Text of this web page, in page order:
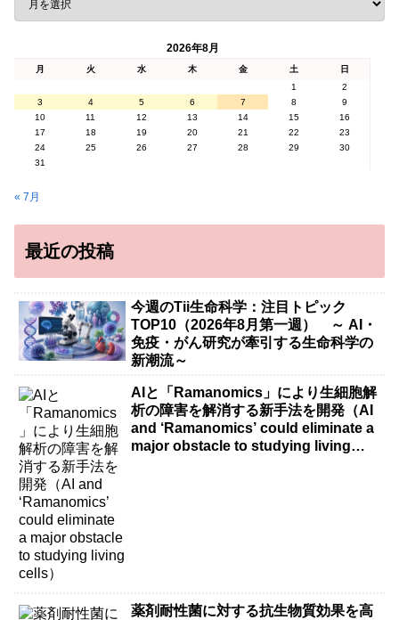
2026年8月
月 火 水 木 金 土
日
1
2
3
4 5 6 7 8
9
10
11 12 13 14 15
16
17
18 19 20 21 22
23
24
25 26 27 28 29
30
31
« 7月
最近の投稿
今週のTii生命科学：注目トピック
TOP10（2026年8月第一週） ～ AI・
免疫・がん研究が牽引する生命科学の
新潮流～
AIと「Ramanomics」により生細胞解
析の障害を解消する新手法を開発（AI
and ‘Ramanomics’ could eliminate a
major obstacle to studying living
薬剤耐性菌に対する抗生物質効果を高